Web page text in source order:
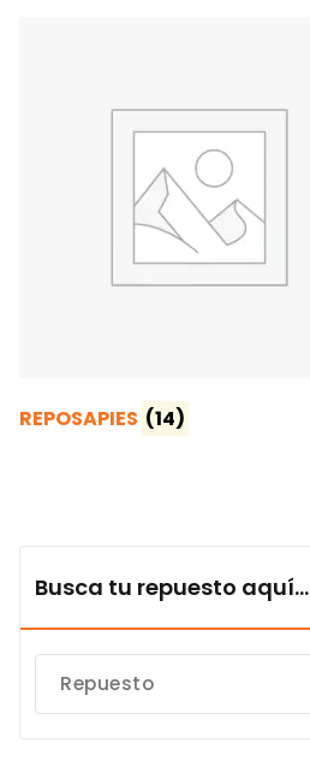
REPOSAPIES (14)
Busca tu repuesto aquí...